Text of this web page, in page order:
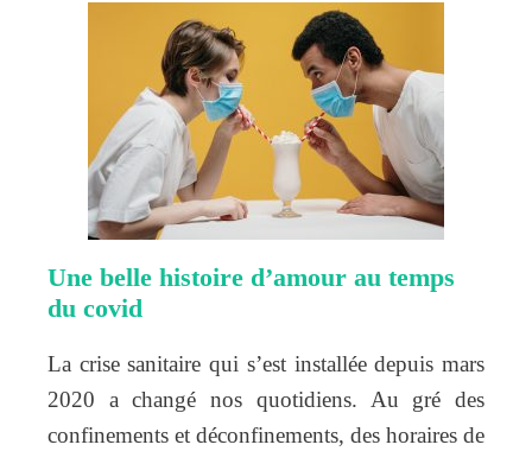
Une belle histoire d’amour au temps
du covid
La crise sanitaire qui s’est installée depuis mars
2020 a changé nos quotidiens. Au gré des
confinements et déconfinements, des horaires de